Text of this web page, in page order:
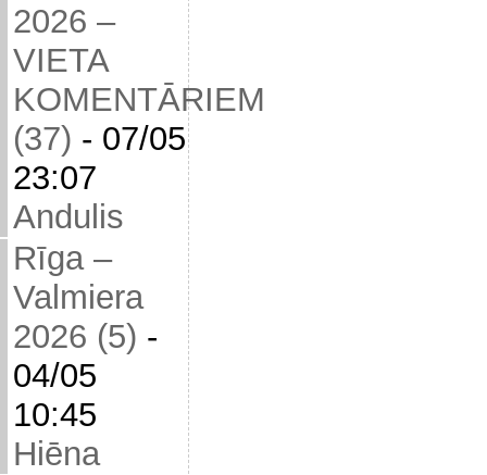
2026 –
VIETA
KOMENTĀRIEM
(37) - 07/05
23:07
Andulis
Rīga –
Valmiera
2026 (5) -
04/05
10:45
Hiēna